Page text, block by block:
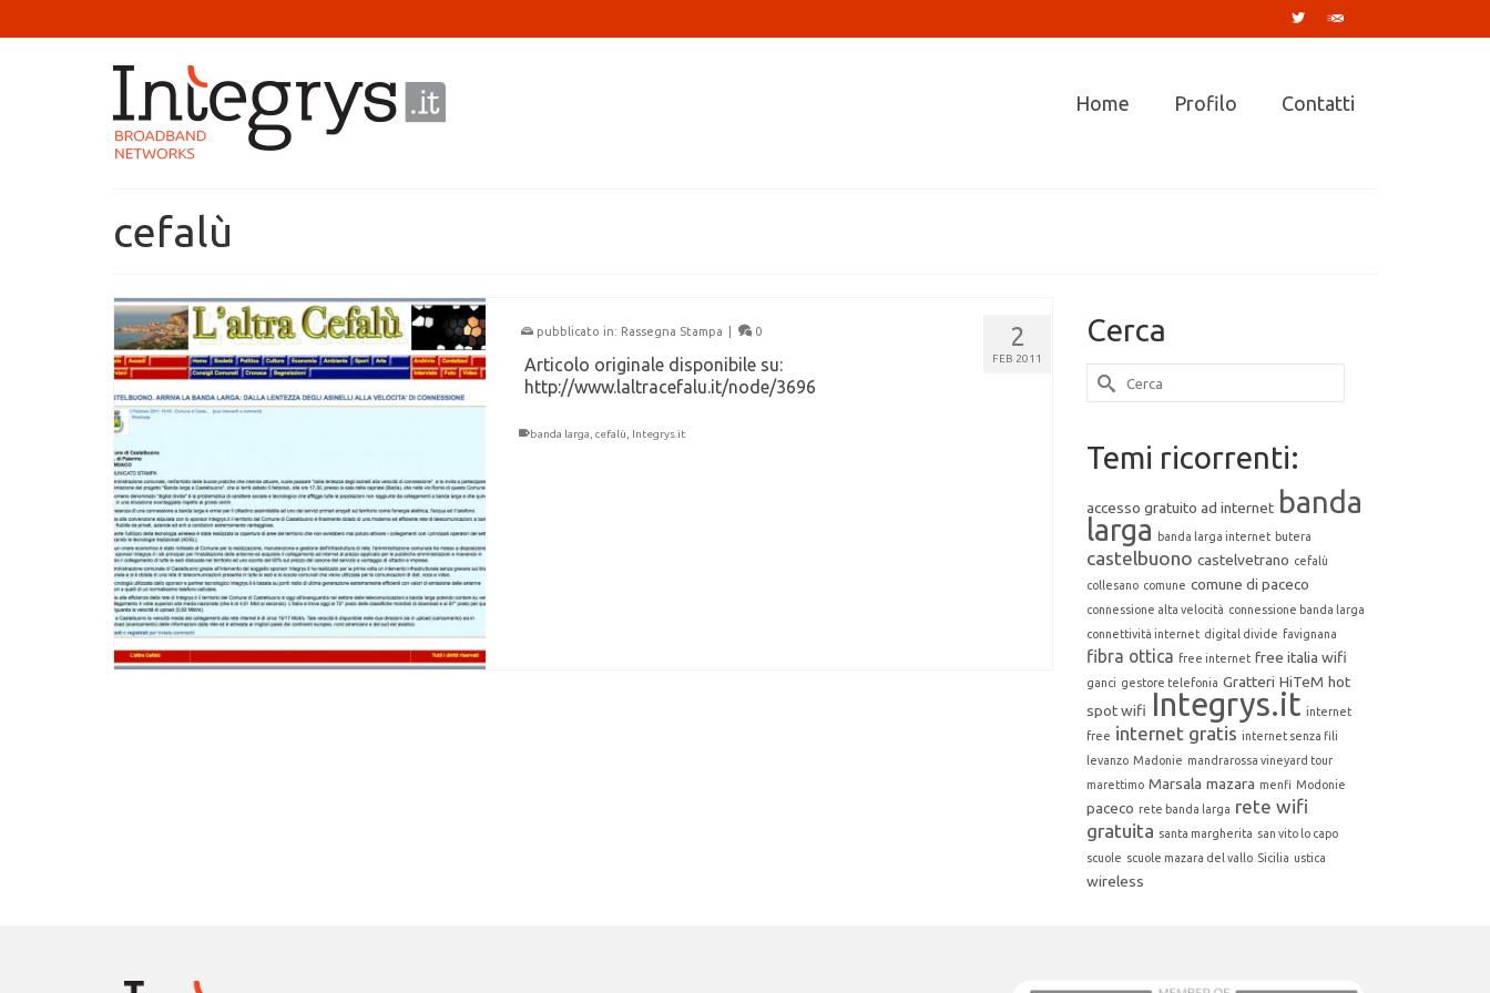
Home Profilo Contatti
cefalù
2
FEB 2011
pubblicato in: Rassegna Stampa 0
Articolo originale disponibile su:
http://www.laltracefalu.it/node/3696
banda larga cefalù Integrys.it
Cerca
Cerca
per:
Temi ricorrenti:
accesso gratuito ad internet banda
larga banda larga internet butera
castelbuono castelvetrano cefalù
collesano comune comune di paceco
connessione alta velocità connessione banda larga
connettività internet digital divide favignana
fibra ottica free internet free italia wifi
ganci gestore telefonia Gratteri HiTeM hot
spot wifi Integrys.it internet
free internet gratis internet senza fili
levanzo Madonie mandrarossa vineyard tour
marettimo Marsala mazara menfi Modonie
paceco rete banda larga rete wifi
gratuita santa margherita san vito lo capo
scuole scuole mazara del vallo Sicilia ustica
wireless